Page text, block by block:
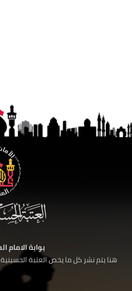
بوابة الامام
هنا يتم نشر كل ما يخص العتبة